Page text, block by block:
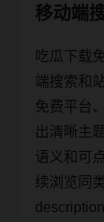
移动端
吃瓜下载
端搜索和
免费平台
出清晰主
语义和可
续浏览同